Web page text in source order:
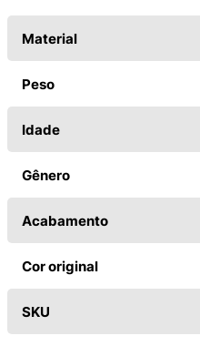
Material
Peso
Idade
Gênero
Acabamento
Cor original
SKU